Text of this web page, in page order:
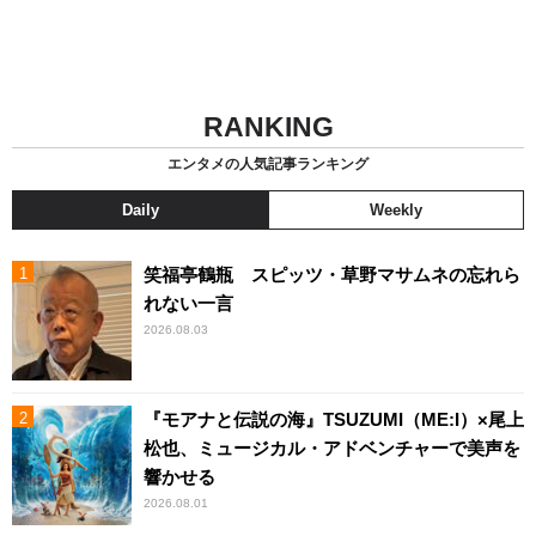
RANKING
エンタメの人気記事ランキング
Daily Weekly
笑福亭鶴瓶 スピッツ・草野マサムネの忘れら
れない一言
2026.08.03
『モアナと伝説の海』TSUZUMI（ME:I）×尾上
松也、ミュージカル・アドベンチャーで美声を
響かせる
2026.08.01